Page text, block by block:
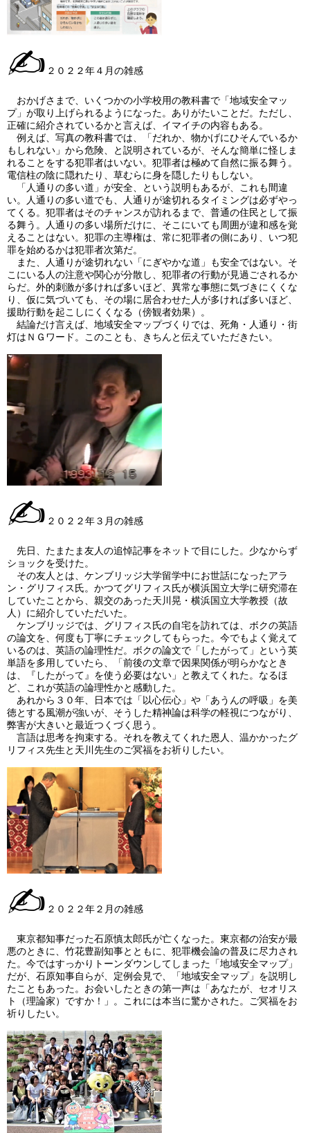
✍ ２０２２年４月の雑感
おかげさまで、いくつかの小学校用の教科書で「地域安全マッ
プ」が取り上げられるようになった。ありがたいことだ。ただし、
正確に紹介されているかと言えば、イマイチの内容もある。
例えば、写真の教科書では、「だれか、物かげにひそんでいるか
もしれない」から危険、と説明されているが、そんな簡単に怪しま
れることをする犯罪者はいない。犯罪者は極めて自然に振る舞う。
電信柱の陰に隠れたり、草むらに身を隠したりもしない。
「人通りの多い道」が安全、という説明もあるが、これも間違
い。人通りの多い道でも、人通りが途切れるタイミングは必ずやっ
てくる。犯罪者はそのチャンスが訪れるまで、普通の住民として振
る舞う。人通りの多い場所だけに、そこにいても周囲が違和感を覚
えることはない。犯罪の主導権は、常に犯罪者の側にあり、いつ犯
罪を始めるかは犯罪者次第だ。
また、人通りが途切れない「にぎやかな道」も安全ではない。そ
こにいる人の注意や関心が分散し、犯罪者の行動が見過ごされるか
らだ。外的刺激が多ければ多いほど、異常な事態に気づきにくくな
り、仮に気づいても、その場に居合わせた人が多ければ多いほど、
援助行動を起こしにくくなる（傍観者効果）。
結論だけ言えば、地域安全マップづくりでは、死角・人通り・街
灯はＮＧワード。このことも、きちんと伝えていただきたい。
✍ ２０２２年３月の雑感
先日、たまたま友人の追悼記事をネットで目にした。少なからず
ショックを受けた。
その友人とは、ケンブリッジ大学留学中にお世話になったアラ
ン・グリフィス氏。かつてグリフィス氏が横浜国立大学に研究滞在
していたことから、親交のあった天川晃・横浜国立大学教授（故
人）に紹介していただいた。
ケンブリッジでは、グリフィス氏の自宅を訪れては、ボクの英語
の論文を、何度も丁寧にチェックしてもらった。今でもよく覚えて
いるのは、英語の論理性だ。ボクの論文で「したがって」という英
単語を多用していたら、「前後の文章で因果関係が明らかなとき
は、『したがって』を使う必要はない」と教えてくれた。なるほ
ど、これが英語の論理性かと感動した。
あれから３０年、日本では「以心伝心」や「あうんの呼吸」を美
徳とする風潮が強いが、そうした精神論は科学の軽視につながり、
弊害が大きいと最近つくづく思う。
言語は思考を拘束する。それを教えてくれた恩人、温かかったグ
リフィス先生と天川先生のご冥福をお祈りしたい。
✍ ２０２２年２月の雑感
東京都知事だった石原慎太郎氏が亡くなった。東京都の治安が最
悪のときに、竹花豊副知事とともに、犯罪機会論の普及に尽力され
た。今ではすっかりトーンダウンしてしまった「地域安全マップ」
だが、石原知事自らが、定例会見で、「地域安全マップ」を説明し
たこともあった。お会いしたときの第一声は「あなたが、セオリス
ト（理論家）ですか！」。これには本当に驚かされた。ご冥福をお
祈りしたい。